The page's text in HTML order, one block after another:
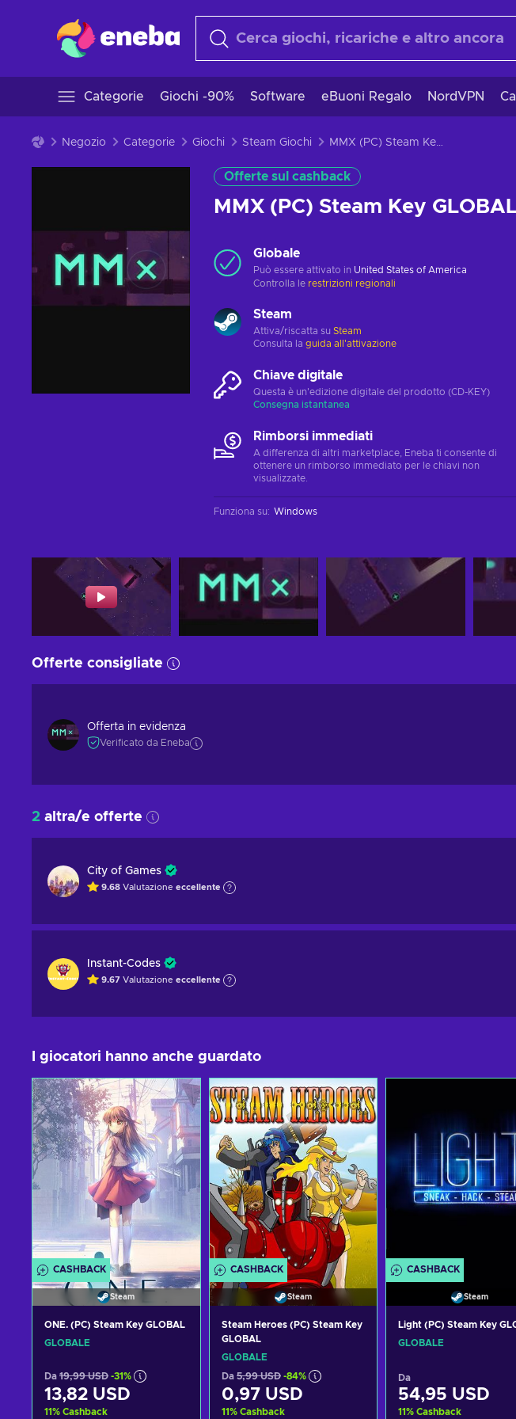
Categorie Giochi -90% Software eBuoni Regalo NordVPN
Negozio Categorie Giochi Steam Giochi MMX (PC) Steam Key GLOBAL
Offerte sul cashback
MMX (PC) Steam Key
Globale
Può essere attivato in United States of America
Controlla le restrizioni regionali
Steam
Attiva/riscatta su Steam
Consulta la guida all'attivazione
Chiave digitale
Questa è un'edizione digitale del prodotto (CD-KEY)
Consegna istantanea
Rimborsi immediati
A differenza di altri marketplace, Eneba ti consente di
ottenere un rimborso immediato per le chiavi non
visualizzate.
Funziona su: Windows
Offerte consigliate
Offerta in evidenza
Verificato da Eneba
2 altra/e offerte
City of Games
9.68 Valutazione eccellente
Instant-Codes
9.67 Valutazione eccellente
I giocatori hanno anche guardato
CASHBACK
Steam
ONE. (PC) Steam Key GLOBAL
GLOBALE
Da 19,99 USD -31%
13,82 USD
11% Cashback
CASHBACK
Steam
Steam Heroes (PC) Steam Key
GLOBAL
GLOBALE
Da 5,99 USD -84%
0,97 USD
11% Cashback
CASHBACK
Steam
Light (PC) Steam Key
GLOBALE
Da
54,95 USD
11% Cashback